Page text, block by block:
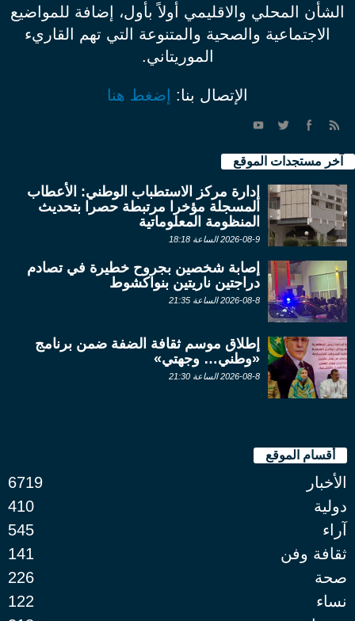
الشأن المحلي والاقليمي أولاً بأول، إضافة للمواضيع
الاجتماعية والصحية والمتنوعة التي تهم القاريء
الموريتاني.
الإتصال بنا: إضغط هنا
آخر مستجدات الموقع
إدارة مركز الاستطباب الوطني: الأعطاب
المسجلة مؤخرا مرتبطة حصرا بتحديث
المنظومة المعلوماتية
2026-08-9 الساعة 18:18
إصابة شخصين بجروح خطيرة في تصادم
دراجتين ناريتين بنواكشوط
2026-08-8 الساعة 21:35
إطلاق موسم ثقافة الضفة ضمن برنامج
«وطني… وجهتي»
2026-08-8 الساعة 21:30
أقسام الموقع
الأخبار
6719
دولية
410
آراء
545
ثقافة وفن
141
صحة
226
نساء
122